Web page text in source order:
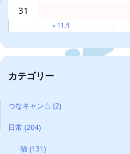
31
« 11月
カテゴリー
つなキャン△ (2)
日常 (204)
猫(131)